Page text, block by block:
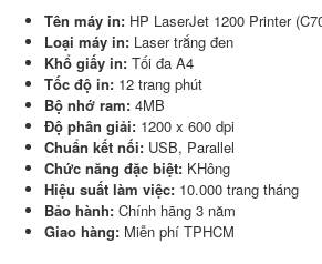
Tên máy in: HP LaserJet 1200 Printer
Loại máy in: Laser trắng đen
Khổ giấy in: Tối đa A4
Tốc độ in: 12 trang phút
Bộ nhớ ram: 4MB
Độ phân giải: 1200 x 600 dpi
Chuẩn kết nối: USB, Parallel
Chức năng đặc biệt: KHông
Hiệu suất làm việc: 10.000 trang tháng
Bảo hành: Chính hãng 3 năm
Giao hàng: Miễn phí TPHCM